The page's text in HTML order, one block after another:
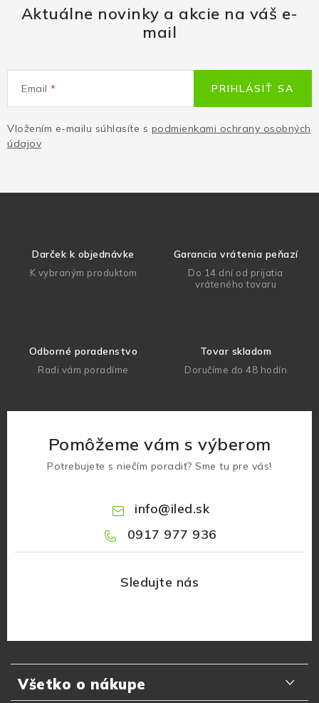
Aktuálne novinky a akcie na váš e-
mail
Email
Vložením e-mailu súhlasíte s podmienkami ochrany osobných
údajov
PRIHLÁSIŤ SA
Darček k objednávke
K vybraným produktom
Garancia vrátenia peňazí
Do 14 dní od prijatia
vráteného tovaru
Odborné poradenstvo
Radi vám poradíme
Tovar skladom
Doručíme do 48 hodín
Pomôžeme vám s výberom
Potrebujete s niečím poradiť? Sme tu pre vás!
info@iled.sk
0917 977 936
Všetko o nákupe